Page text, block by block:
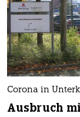
Corona in
Ausbruch